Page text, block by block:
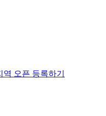
역 오픈 등록하기